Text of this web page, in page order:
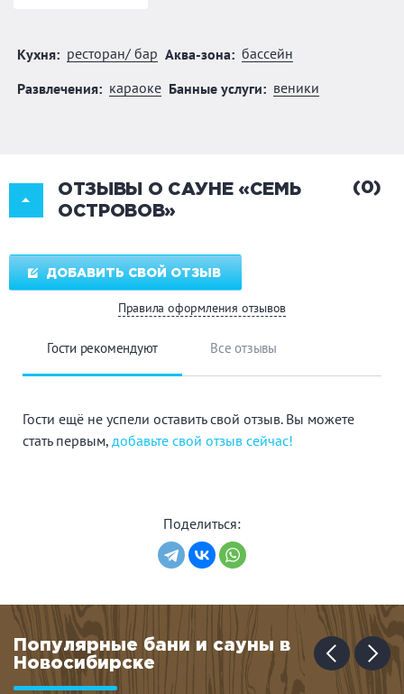
Кухня: ресторан/ бар Аква-зона: бассейн
Развлечения: караоке Банные услуги: веники
ОТЗЫВЫ О САУНЕ «СЕМЬ
ОСТРОВОВ»
(0)
ДОБАВИТЬ СВОЙ ОТЗЫВ
Правила оформления отзывов
Гости рекомендуют Все отзывы
Гости ещё не успели оставить свой отзыв. Вы можете
стать первым, добавьте свой отзыв сейчас!
Поделиться:
Популярные бани и сауны в
Новосибирске